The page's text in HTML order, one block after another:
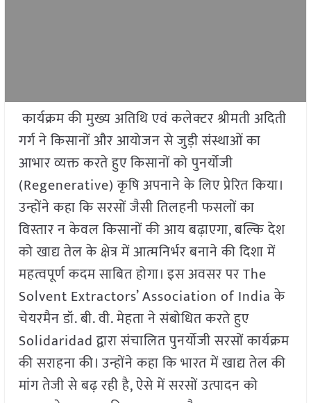
कार्यक्रम की मुख्य अतिथि एवं कलेक्टर श्रीमती अदिती
गर्ग ने किसानों और आयोजन से जुड़ी संस्थाओं का
आभार व्यक्त करते हुए किसानों को पुनर्योजी
(Regenerative) कृषि अपनाने के लिए प्रेरित किया।
उन्होंने कहा कि सरसों जैसी तिलहनी फसलों का
विस्तार न केवल किसानों की आय बढ़ाएगा, बल्कि देश
को खाद्य तेल के क्षेत्र में आत्मनिर्भर बनाने की दिशा में
महत्वपूर्ण कदम साबित होगा। इस अवसर पर The
Solvent Extractors’ Association of India के
चेयरमैन डॉ. बी. वी. मेहता ने संबोधित करते हुए
Solidaridad द्वारा संचालित पुनर्योजी सरसों कार्यक्रम
की सराहना की। उन्होंने कहा कि भारत में खाद्य तेल की
मांग तेजी से बढ़ रही है, ऐसे में सरसों उत्पादन को